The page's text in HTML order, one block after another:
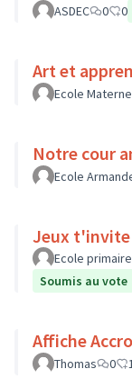
ASDEC 0 0
Art et
Ecole
Notre cour
Ecole
Jeux
Ecole
Soumis au vote
Thomas 0